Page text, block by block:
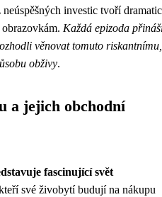
investic tvoří
Každá epizoda
věnovat tomuto riskantnímu,
obživy.
a jejich obchodní
fascinující svět
své živobytí budují na nákupu